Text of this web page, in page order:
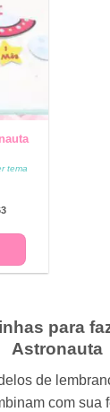
tema
para
Astronauta
de
com sua